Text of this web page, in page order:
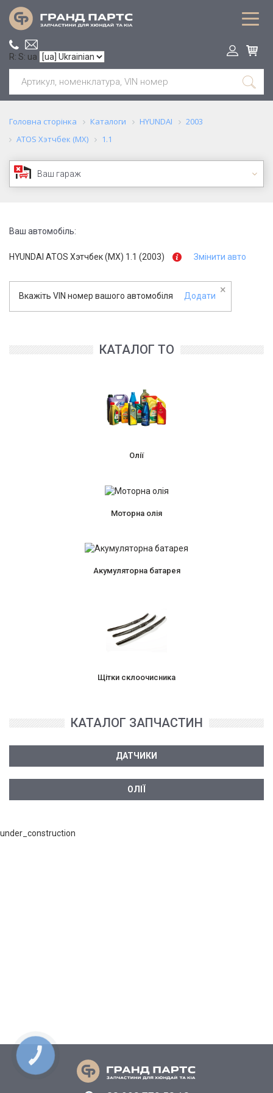
R: S: ua
Головна сторінка Каталоги HYUNDAI
2003
ATOS Хэтчбек (MX)
1.1
Ваш гараж
Ваш автомобіль:
HYUNDAI ATOS Хэтчбек (MX) 1.1 (2003) Змінити авто
Вкажіть VIN номер вашого автомобіля Додати
×
КАТАЛОГ ТО
Олії
Моторна олія
Акумуляторна батарея
Щітки склоочисника
КАТАЛОГ ЗАПЧАСТИН
ДАТЧИКИ
ОЛІЇ
under_construction
КНОПКА
СВЯЗИ